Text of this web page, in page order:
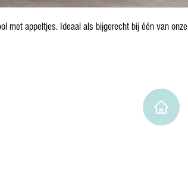
met appeltjes. Ideaal als bijgerecht bij één van onze